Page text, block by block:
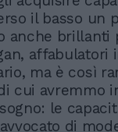
il basso un
anche brillanti
affabulatori
ma è così
cui avremmo
le
di